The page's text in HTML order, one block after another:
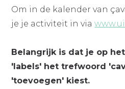
Om in de kalender van
je je activiteit in via
Belangrijk is dat je op
'labels' het trefwoord
'toevoegen' kiest.